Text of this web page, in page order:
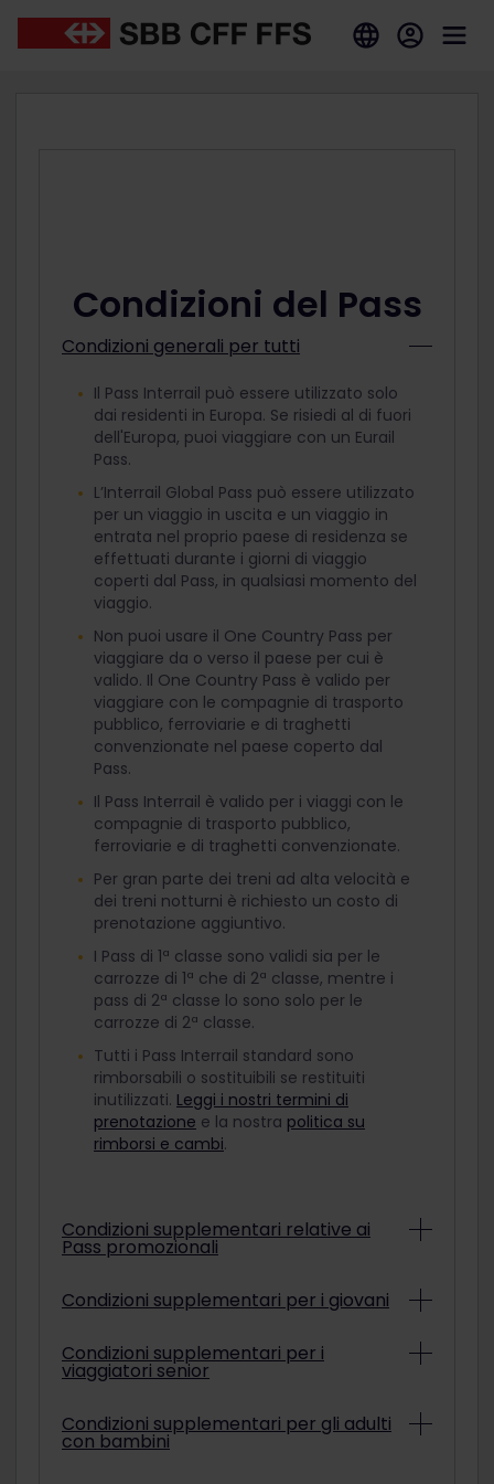
Condizioni del Pass
Condizioni generali per tutti
Il Pass Interrail può essere utilizzato solo
dai residenti in Europa. Se risiedi al di fuori
dell'Europa, puoi viaggiare con un Eurail
Pass.
L’Interrail Global Pass può essere utilizzato
per un viaggio in uscita e un viaggio in
entrata nel proprio paese di residenza se
effettuati durante i giorni di viaggio
coperti dal Pass, in qualsiasi momento del
viaggio.
Non puoi usare il One Country Pass per
viaggiare da o verso il paese per cui è
valido. Il One Country Pass è valido per
viaggiare con le compagnie di trasporto
pubblico, ferroviarie e di traghetti
convenzionate nel paese coperto dal
Pass.
Il Pass Interrail è valido per i viaggi con le
compagnie di trasporto pubblico,
ferroviarie e di traghetti convenzionate.
Per gran parte dei treni ad alta velocità e
dei treni notturni è richiesto un costo di
prenotazione aggiuntivo.
I Pass di 1ª classe sono validi sia per le
carrozze di 1ª che di 2ª classe, mentre i
pass di 2ª classe lo sono solo per le
carrozze di 2ª classe.
Tutti i Pass Interrail standard sono
rimborsabili o sostituibili se restituiti
inutilizzati. Leggi i nostri termini di
prenotazione e la nostra politica su
rimborsi e cambi.
Condizioni supplementari relative ai
Pass promozionali
A seconda delle condizioni della
promozione, i Pass Interrail promozionali
sostituibili. Per verificare se un pass
promozionale acquistato è rimborsabile o
di pagamento.Scopri di più
Condizioni supplementari per i giovani
Per viaggiare con un Pass Giovani
scontato, è necessario avere un'età
cui si sceglie di iniziare il viaggio.
Condizioni supplementari per i
viaggiatori senior
Per viaggiare con un Pass Senior
scontato, devi avere almeno 60 anni alla
Condizioni supplementari per gli adulti
con bambini